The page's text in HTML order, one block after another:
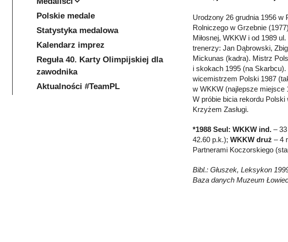
Urodzony 26 grudnia 1956 w
Rolniczego w Grzebnie
Miłosnej, WKKW i od 1989
trenerzy: Jan Dąbrowski,
Mickunas (kadra). Mistrz
i skokach 1995 (na
wicemistrzem Polski 1987
w WKKW (najlepsze miejsce
W próbie bicia rekordu
Krzyżem Zasługi.
*1988 Seul: WKKW ind. –
42.60 p.k.); WKKW druż – 4
Partnerami Koczorskiego
Bibl.: Głuszek, Leksykon
Baza danych Muzeum
Polskie medale
Statystyka medalowa
Kalendarz imprez
Reguła 40. Karty Olimpijskiej dla
zawodnika
Aktualności #TeamPL